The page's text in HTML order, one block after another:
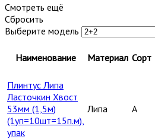
Смотреть ещё
Сбросить
Выберите модель
Наименование Материал Сорт
Плинтус Липа
Ласточкин Хвост
53мм (1,5м)
(1уп=10шт=15п.м),
упак
Липа A